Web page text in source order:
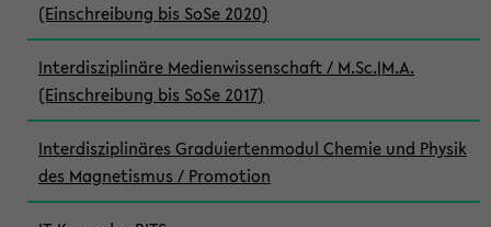
(Einschreibung bis SoSe 2020)
Interdisziplinäre Medienwissenschaft / M.Sc.|M.A.
(Einschreibung bis SoSe 2017)
Interdisziplinäres Graduiertenmodul Chemie und Physik
des Magnetismus / Promotion